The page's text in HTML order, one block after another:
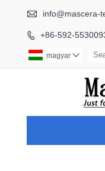
 info@mascera-
 +86-592-
magyar 